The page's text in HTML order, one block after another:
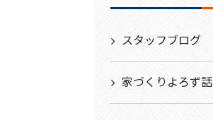
スタッフブログ
家づくりよろず話